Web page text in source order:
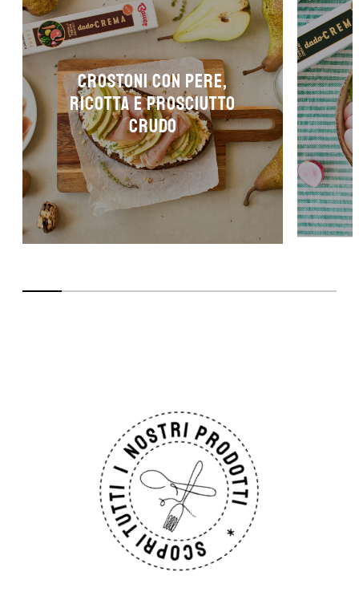
CROSTONI CON PERE,
RICOTTA E PROSCIUTTO
CRUDO